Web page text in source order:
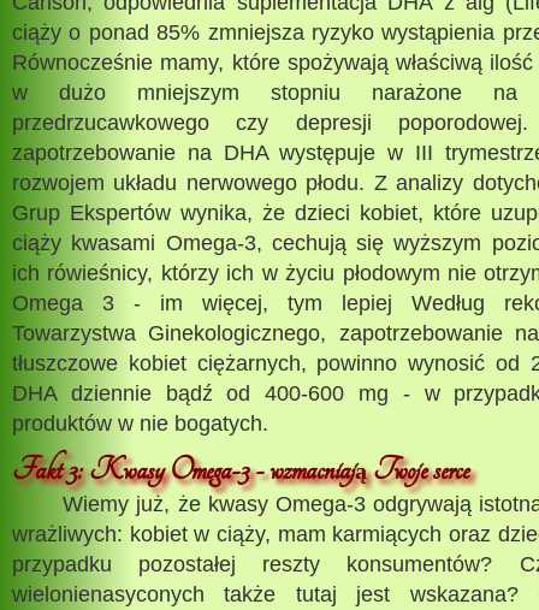
ciąży o ponad 85% zmniejsza ryzyko wystąpienia
Równocześnie mamy, które spożywają właściwą
w dużo mniejszym stopniu narażone na
przedrzucawkowego czy depresji
zapotrzebowanie na DHA występuje w III
rozwojem układu nerwowego płodu. Z analizy
Grup Ekspertów wynika, że dzieci kobiet, które
ciąży kwasami Omega-3, cechują się wyższym
ich rówieśnicy, którzy ich w życiu płodowym nie
Omega 3 - im więcej, tym lepiej Według
Towarzystwa Ginekologicznego, zapotrzebowanie
tłuszczowe kobiet ciężarnych, powinno wynosić od
DHA dziennie bądź od 400-600 mg - w
produktów w nie bogatych.
Fakt 3: Kwasy Omega-3 - wzmacniająTwoje serce
Wiemy już, że kwasy Omega-3 odgrywają
wrażliwych: kobiet w ciąży, mam karmiących oraz
przypadku pozostałej reszty konsumentów?
wielonienasyconych także tutaj jest